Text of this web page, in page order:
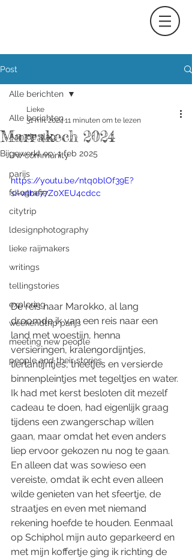
Post
Alle berichten
Aan de slag
Uw community
parijs
fotografie
citytrip
ldesignphotography
lieke raijmakers
writings
tellingstories
exploring
weekendtrip parijs
meeting new people
people and their stories
Alle berichten
Marrakech 2024
Lieke
31 mrt 202411 minuten om te lezen
Bijgewerkt op:1 feb 2025
https://youtu.be/ntq0blOf39E?
si=wlbe77Z0XEU4cdcc
De reis naar Marokko, al lang
droomde ik van een reis naar een
land met woestijn, henna
versieringen, kralengordijntjes,
tierlantijntjes, theetjes en versierde
binnenpleintjes met tegeltjes en water.
Ik had met kerst besloten dit mezelf
cadeau te doen, had eigenlijk graag
tijdens een zwangerschap willen
gaan, maar omdat het even anders
liep ervoor gekozen nu nog te gaan.
En alleen dat was sowieso een
vereiste, omdat ik echt even alleen
wilde genieten van het sfeertje, de
straatjes en even met niemand
rekening hoefde te houden. Eenmaal
op Schiphol mijn auto geparkeerd en
met mijn koffertje ging ik richting de